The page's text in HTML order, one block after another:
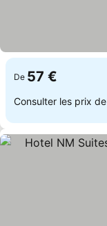
De 57 €
Consulter les prix de